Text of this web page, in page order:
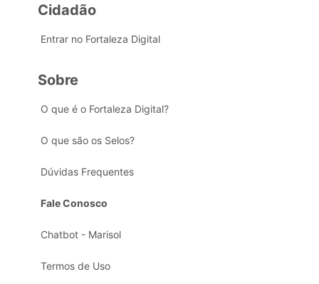
Cidadão
Entrar no Fortaleza Digital
Sobre
O que é o Fortaleza Digital?
O que são os Selos?
Dúvidas Frequentes
Fale Conosco
Chatbot - Marisol
Termos de Uso